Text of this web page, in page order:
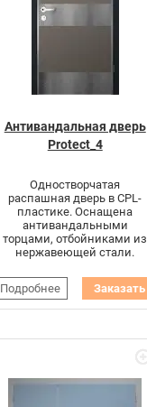
Антивандальная дверь
Protect_4
Одностворчатая
распашная дверь в CPL-
пластике. Оснащена
антивандальными
торцами, отбойниками из
нержавеющей стали.
Подробнее Заказать